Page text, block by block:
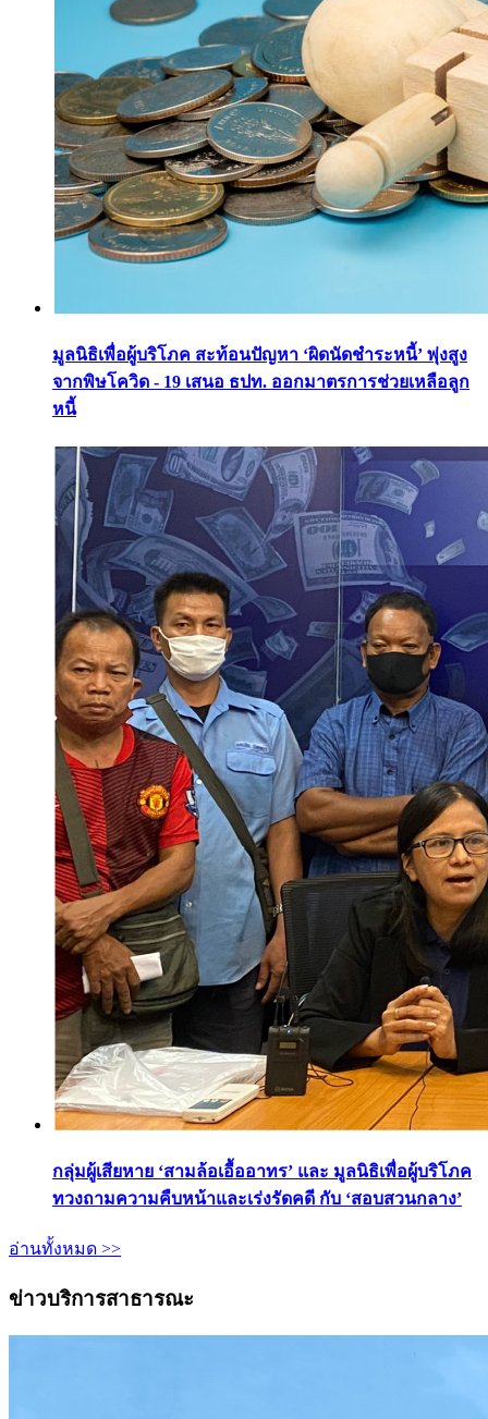
มูลนิธิเพื่อผู้บริโภค สะท้อนปัญหา ‘ผิดนัดชำระหนี้’ พุ่งสูง
จากพิษโควิด - 19 เสนอ ธปท. ออกมาตรการช่วยเหลือลูก
หนี้
กลุ่มผู้เสียหาย ‘สามล้อเอื้ออาทร’ และ มูลนิธิเพื่อผู้บริโภค
ทวงถามความคืบหน้าและเร่งรัดคดี กับ ‘สอบสวนกลาง’
อ่านทั้งหมด >>
ข่าวบริการสาธารณะ